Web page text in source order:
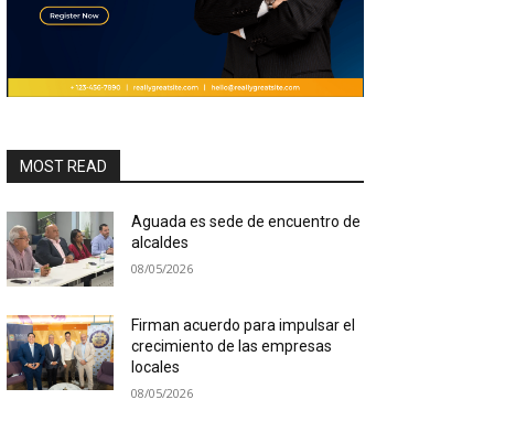
MOST READ
Aguada es sede de encuentro de
alcaldes
08/05/2026
Firman acuerdo para impulsar el
crecimiento de las empresas
locales
08/05/2026